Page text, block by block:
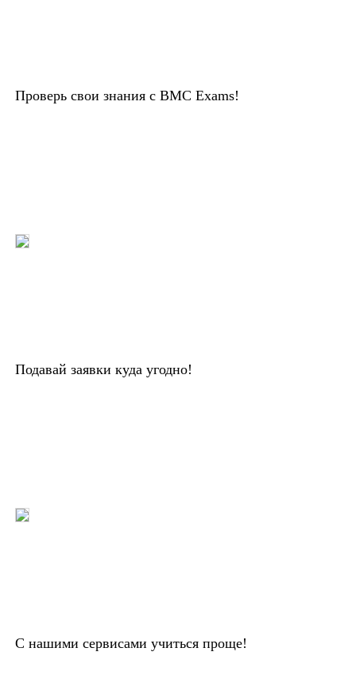
Проверь свои знания с BMC Exams!
Подавай заявки куда угодно!
С нашими сервисами учиться проще!